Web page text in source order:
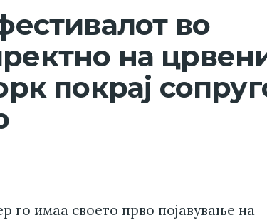
во
на
покрај
го имаа своето прво појавување на